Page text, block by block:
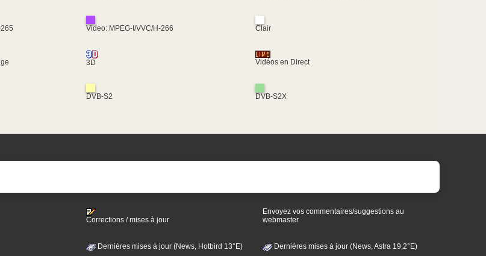
Video: MPEG-I/VVC/H-266 Clair
3D Vidéos en Direct
DVB-S2 DVB-S2X
Corrections / mises à jour
Envoyez vos commentaires/suggestions au
webmaster
Dernières mises à jour (News, Hotbird 13°E) Dernières mises à jour (News, Astra 19,2°E)